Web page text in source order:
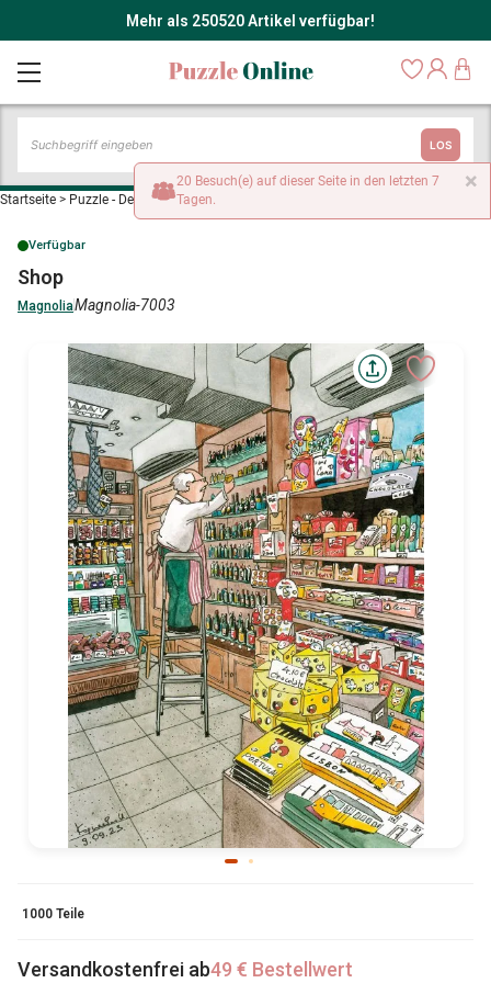
Mehr als 250520 Artikel verfügbar!
LOS
Startseite > Puzzle - Dekoration und Objekte
Verfügbar
Shop
MagnoliaMagnolia-7003
1000 Teile
Versandkostenfrei ab49 € Bestellwert
×
20 Besuch(e) auf dieser Seite in den letzten 7
Tagen.